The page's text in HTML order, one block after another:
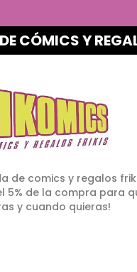
CÓMICS Y
de comics y regalos
5% de la compra para
y cuando quieras!